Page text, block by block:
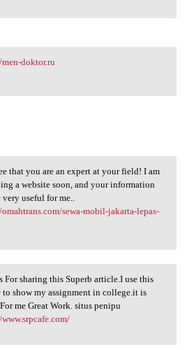
doktor.ru
doktor.ru
that you are an
that you are an expert at your field! I am
a website soon, and your information
useful for me..
sewa-mobil-jakarta-lepas-
For sharing this
For sharing this Superb article.I use this
show my assignment in college.it is
me Great Work. situs penipu